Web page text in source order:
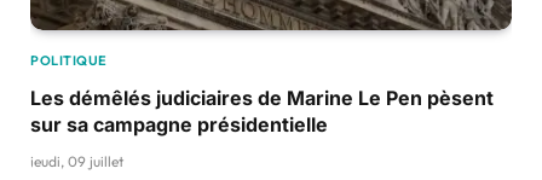
POLITIQUE
Les démêlés judiciaires de Marine Le Pen pèsent
sur sa campagne présidentielle
jeudi, 09 juillet